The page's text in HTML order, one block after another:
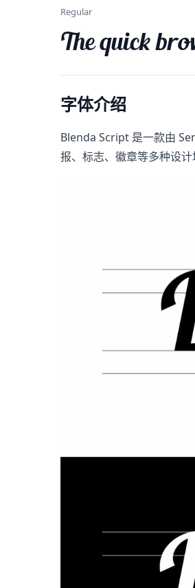
Regular
The quick
字体介绍
Blenda Script​ 是一款由
报、标志、徽章等多种设计